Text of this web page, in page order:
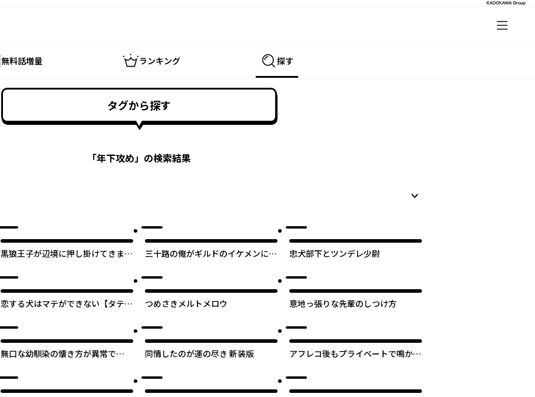
無料話増量 ランキング 探す
タグから探す
「年下攻め」の検索結果
黒狼王子が辺境に押し掛けてきまし
三十路の俺がギルドのイケメンに好
忠犬部下とツンデレ少尉
恋する犬はマテができない【タテス
つめさきメルトメロウ 意地っ張りな先輩のしつけ方
無口な幼馴染の懐き方が異常で
同情したのが運の尽き 新装版
アフレコ後もプライベートで鳴かせ